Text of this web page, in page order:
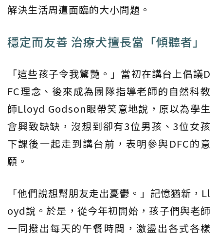
解決生活周遭面臨的大小問題。
穩定而友善 治療犬擅長當「傾聽者」
「這些孩子令我驚艷。」當初在講台上倡議D
FC理念、後來成為團隊指導老師的自然科教
師Lloyd Godson眼帶笑意地說，原以為學生
會興致缺缺，沒想到卻有3位男孩、3位女孩
下課後一起走到講台前，表明參與DFC的意
願。
「他們說想幫朋友走出憂鬱。」記憶猶新，Ll
oyd說。於是，從今年初開始，孩子們與老師
一同撥出每天的午餐時間，激盪出各式各樣